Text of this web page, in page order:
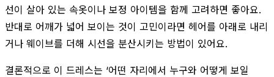
선이 살아 있는 속옷이나 보정 아이템을 함께 고려하면 좋아요.
반대로 어깨가 넓어 보이는 것이 고민이라면 헤어를 아래로 내리
거나 웨이브를 더해 시선을 분산시키는 방법이 있어요.
결론적으로 이 드레스는 ‘어떤 자리에서 누구와 어떻게 보일